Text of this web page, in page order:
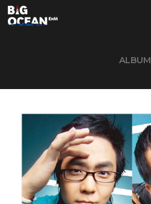
ALBUM